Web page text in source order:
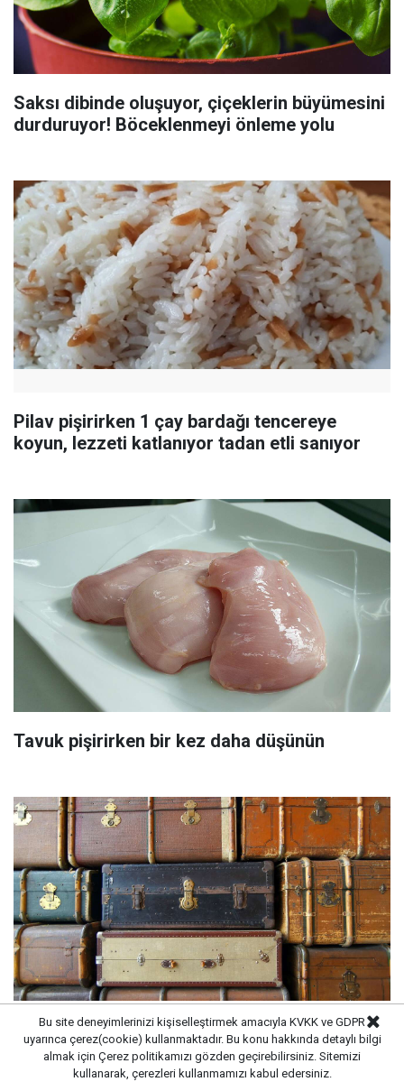
Saksı dibinde oluşuyor, çiçeklerin büyümesini
durduruyor! Böceklenmeyi önleme yolu
Pilav pişirirken 1 çay bardağı tencereye
koyun, lezzeti katlanıyor tadan etli sanıyor
Tavuk pişirirken bir kez daha düşünün
Durumu iyi olmayan Almanların göç ettiği
ülke! Emekli akını var
Bu site deneyimlerinizi kişiselleştirmek amacıyla KVKK ve GDPR
uyarınca çerez(cookie) kullanmaktadır. Bu konu hakkında detaylı bilgi
almak için Çerez politikamızı gözden geçirebilirsiniz. Sitemizi
kullanarak, çerezleri kullanmamızı kabul edersiniz.